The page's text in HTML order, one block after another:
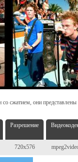
сжатием, они
Разрешение
720x576